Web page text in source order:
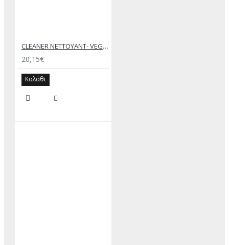
CLEANER NETTOYANT- VEGETAL ORIGIN – SAPHIR MEDAILLE D’OR
20,15€
Καλάθι